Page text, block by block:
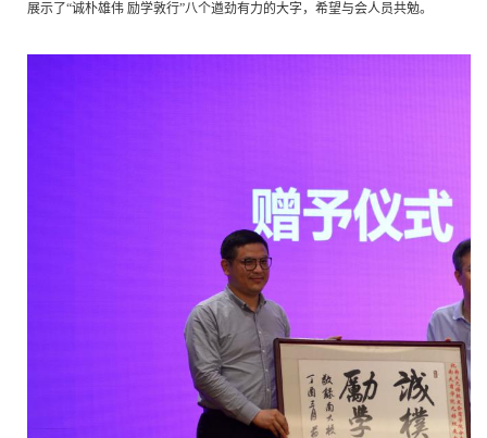
展示了“诚朴雄伟 励学敦行”八个遒劲有力的大字，希望与会人员共勉。